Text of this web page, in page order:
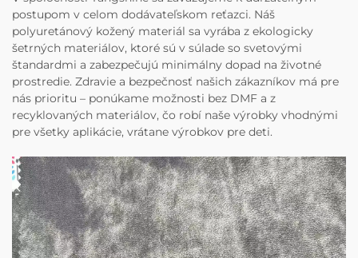
postupom v celom dodávateľskom reťazci. Náš
polyuretánový kožený materiál sa vyrába z ekologicky
šetrných materiálov, ktoré sú v súlade so svetovými
štandardmi a zabezpečujú minimálny dopad na životné
prostredie. Zdravie a bezpečnosť našich zákazníkov má pre
nás prioritu – ponúkame možnosti bez DMF a z
recyklovaných materiálov, čo robí naše výrobky vhodnými
pre všetky aplikácie, vrátane výrobkov pre deti.